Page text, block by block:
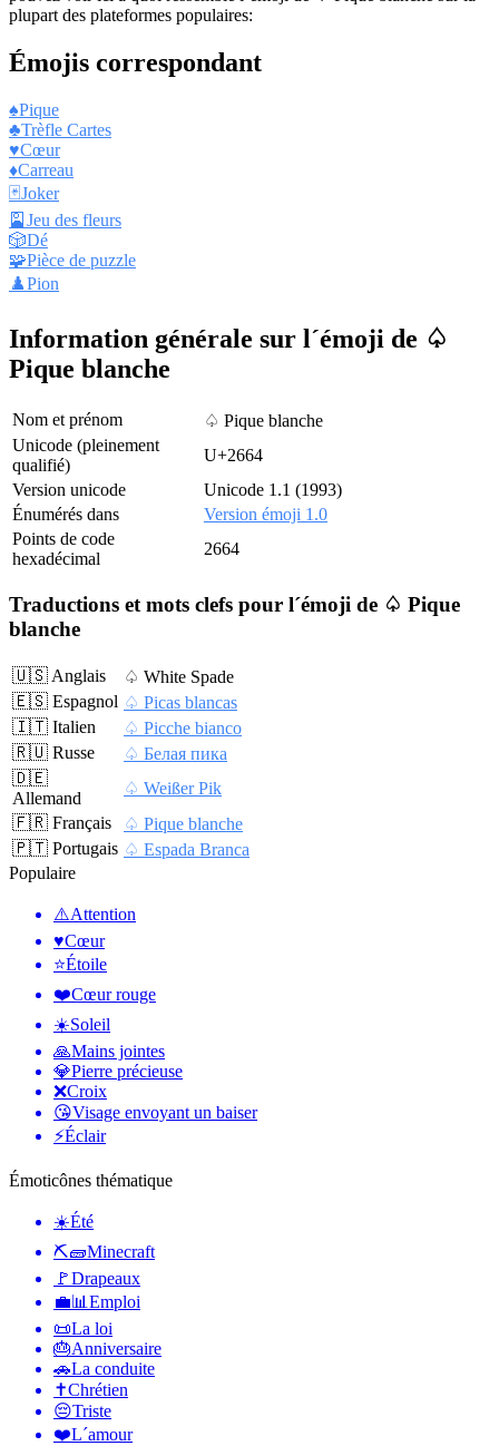
plupart des plateformes populaires:
Émojis correspondant
♠️Pique
♣️Trèfle Cartes
♥️Cœur
♦️Carreau
🃏Joker
🎴 Jeu des fleurs
🎲Dé
🧩Pièce de puzzle
♟️Pion
Information générale sur l´émoji de ♤
Pique blanche
Nom et prénom
♤ Pique blanche
Unicode (pleinement
qualifié)
U+2664
Version unicode
Unicode 1.1 (1993)
Énumérés dans
Version émoji 1.0
Points de code
hexadécimal
2664
Traductions et mots clefs pour l´émoji de ♤ Pique
blanche
🇺🇸 Anglais
♤ White Spade
🇪🇸 Espagnol ♤ Picas blancas
🇮🇹 Italien
♤ Picche bianco
🇷🇺 Russe
♤ Белая пика
🇩🇪
Allemand
♤ Weißer Pik
🇫🇷 Français
♤ Pique blanche
🇵🇹 Portugais ♤ Espada Branca
Populaire
⚠️Attention
♥️Cœur
⭐Étoile
❤️Cœur rouge
☀️Soleil
🙏Mains jointes
💎Pierre précieuse
❌Croix
😘Visage envoyant un baiser
⚡Éclair
Émoticônes thématique
☀️Été
⛏🧱Minecraft
🚩Drapeaux
💼📊 Emploi
📜La loi
🎂Anniversaire
🚗La conduite
✝️Chrétien
😔Triste
❤️L´amour